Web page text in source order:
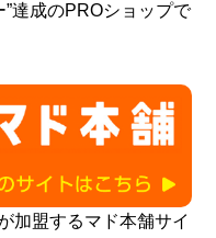
達成のPROショップで
加盟するマド本舗サイ